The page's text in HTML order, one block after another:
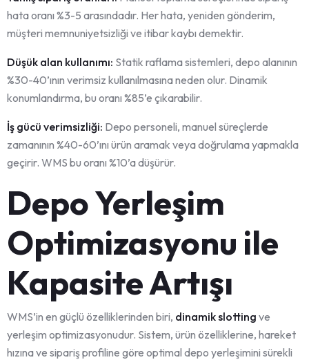
hata oranı %3-5 arasındadır. Her hata, yeniden gönderim,
müşteri memnuniyetsizliği ve itibar kaybı demektir.
Düşük alan kullanımı: Statik raflama sistemleri, depo alanının
%30-40’ının verimsiz kullanılmasına neden olur. Dinamik
konumlandırma, bu oranı %85’e çıkarabilir.
İş gücü verimsizliği: Depo personeli, manuel süreçlerde
zamanının %40-60’ını ürün aramak veya doğrulama yapmakla
geçirir. WMS bu oranı %10’a düşürür.
Depo Yerleşim
Optimizasyonu ile
Kapasite Artışı
WMS’in en güçlü özelliklerinden biri, dinamik slotting ve
yerleşim optimizasyonudur. Sistem, ürün özelliklerine, hareket
hızına ve sipariş profiline göre optimal depo yerleşimini sürekli